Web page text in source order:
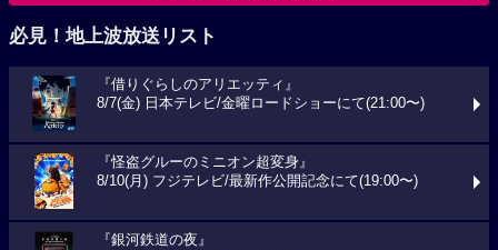
必見！地上波放送リスト
『借りぐらしのアリエッティ』
8/7(金) 日本テレビ/金曜ロードショーにて(21:00〜)
『怪盗グルーのミニオン超変身』
8/10(月) フジテレビ/最新作公開記念にて(19:00〜)
『銀河鉄道の夜』